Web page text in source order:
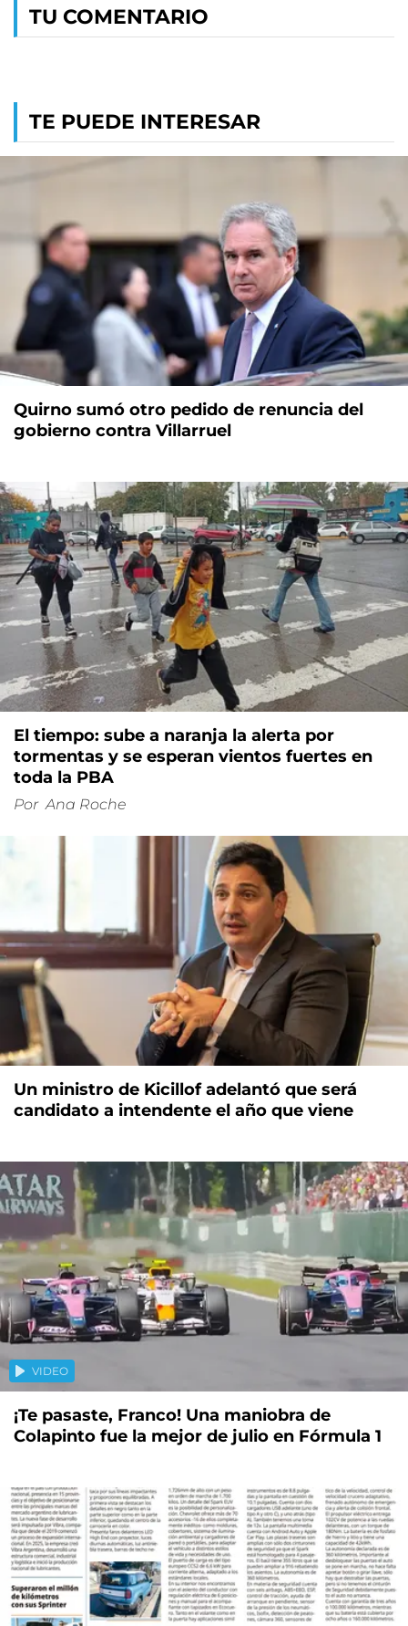
TU COMENTARIO
TE PUEDE INTERESAR
Quirno sumó otro pedido de renuncia del
gobierno contra Villarruel
El tiempo: sube a naranja la alerta por
tormentas y se esperan vientos fuertes en
toda la PBA
Por Ana Roche
Un ministro de Kicillof adelantó que será
candidato a intendente el año que viene
VIDEO
¡Te pasaste, Franco! Una maniobra de
Colapinto fue la mejor de julio en Fórmula 1